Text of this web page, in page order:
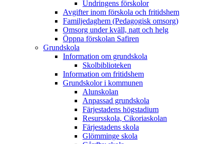
Undringens förskolor
Avgifter inom förskola och fritidshem
Familjedaghem (Pedagogisk omsorg)
Omsorg under kväll, natt och helg
Öppna förskolan Safiren
Grundskola
Information om grundskola
Skolbiblioteken
Information om fritidshem
Grundskolor i kommunen
Alunskolan
Anpassad grundskola
Färjestadens högstadium
Resursskola, Cikoriaskolan
Färjestadens skola
Glömminge skola